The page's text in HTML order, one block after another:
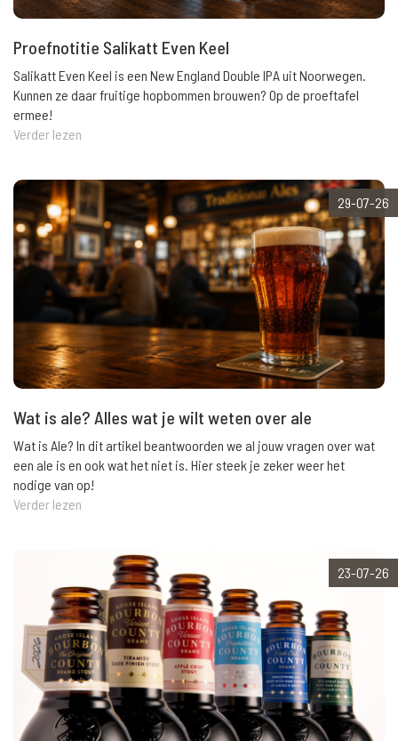
Proefnotitie Salikatt Even Keel
Salikatt Even Keel is een New England Double IPA uit Noorwegen.
Kunnen ze daar fruitige hopbommen brouwen? Op de proeftafel
ermee!
Verder lezen
29-07-26
Wat is ale? Alles wat je wilt weten over ale
Wat is Ale? In dit artikel beantwoorden we al jouw vragen over wat
een ale is en ook wat het niet is. Hier steek je zeker weer het
nodige van op!
Verder lezen
23-07-26